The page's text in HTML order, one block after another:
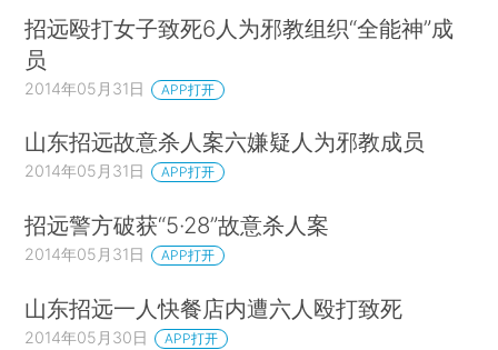
招远殴打女子致死6人为邪教组织“全能神”成
员
2014年05月31日 APP打开
山东招远故意杀人案六嫌疑人为邪教成员
2014年05月31日 APP打开
招远警方破获“5·28”故意杀人案
2014年05月31日 APP打开
山东招远一人快餐店内遭六人殴打致死
2014年05月30日 APP打开